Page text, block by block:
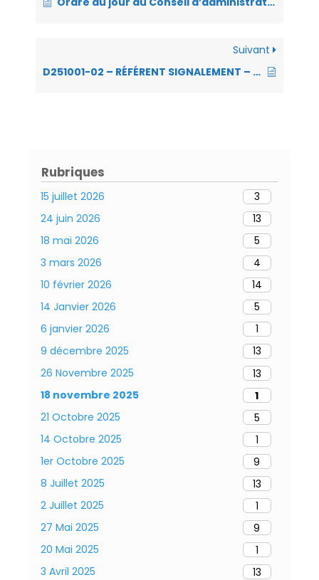
A
g
e
y
er
Suivant
D251001-02 – RÉFÉRENT SIGNALEMENT – ACTUALISATION CONVENTION CENTRE DE GESTION DE LA FONCTION PUBLIQUE TERRITORIALE DE L’EURE
Rubriques
15 juillet 2026
3
24 juin 2026
13
18 mai 2026
5
3 mars 2026
4
10 février 2026
14
14 Janvier 2026
5
6 janvier 2026
1
9 décembre 2025
13
26 Novembre 2025
13
18 novembre 2025
1
21 Octobre 2025
5
14 Octobre 2025
1
1er Octobre 2025
9
8 Juillet 2025
13
2 Juillet 2025
1
27 Mai 2025
9
20 Mai 2025
1
3 Avril 2025
13